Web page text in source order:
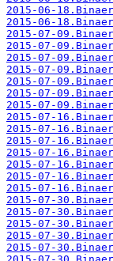
2015-06-
2015-06-
2015-07-
2015-07-
2015-07-
2015-07-
2015-07-
2015-07-
2015-07-
2015-07-
2015-07-
2015-07-
2015-07-
2015-07-
2015-07-
2015-07-
2015-07-
2015-07-
2015-07-
2015-07-
2015-07-